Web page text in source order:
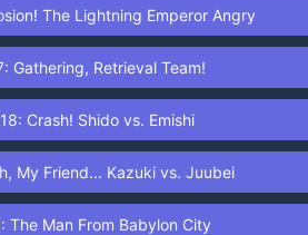
The Lightning Emperor Angry
Gathering, Retrieval Team!
Crash! Shido vs. Emishi
My Friend... Kazuki vs. Juubei
The Man From Babylon City